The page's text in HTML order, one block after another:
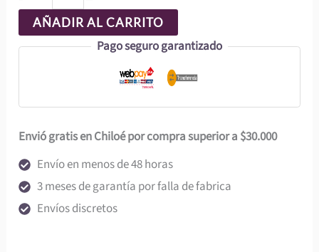
AÑADIR AL CARRITO
Pago seguro garantizado
Envió gratis en Chiloé por compra superior a $30.000
Envío en menos de 48 horas
3 meses de garantía por falla de fabrica
Envíos discretos